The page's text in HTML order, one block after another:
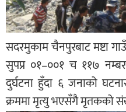
सदरमुकाम चैनपुरबाट मष्टा
सुपप्र ०१–००१ च ११७
दुर्घटना हुँदा ६ जनाको
क्रममा मृत्यु भएसँगै मृतकको